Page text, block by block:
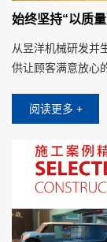
始终坚持“以质
从昱洋机械研发并
供让顾客满意放心
阅读更多 +